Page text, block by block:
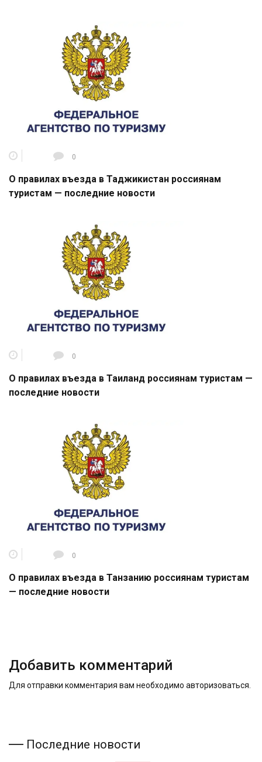
0
О правилах въезда в Таджикистан россиянам
туристам — последние новости
0
О правилах въезда в Таиланд россиянам туристам —
последние новости
0
О правилах въезда в Танзанию россиянам туристам
— последние новости
Добавить комментарий
Для отправки комментария вам необходимо авторизоваться
Последние новости